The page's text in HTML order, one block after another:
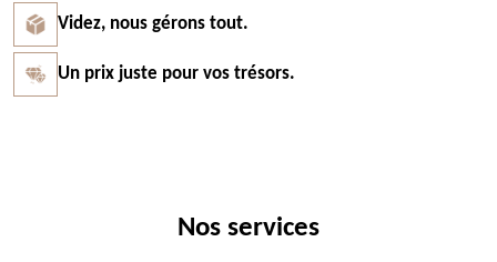
Videz, nous gérons tout.
Un prix juste pour vos trésors.
Nos services